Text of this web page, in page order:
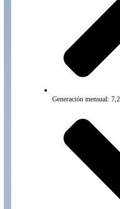
Generación mensual: